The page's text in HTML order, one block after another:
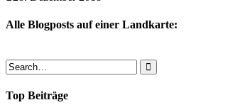
Alle Blogposts auf einer Landkarte:
Top Beiträge